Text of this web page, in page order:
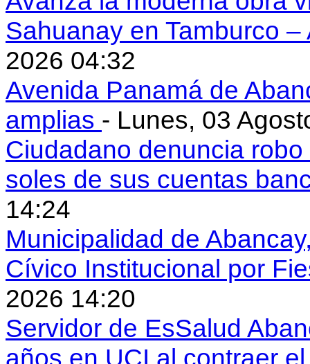
Sahuanay en Tamburco
2026 04:32
Avenida Panamá de
amplias - Lunes, 03
Ciudadano denuncia
soles de sus cuentas
14:24
Municipalidad de
Cívico Institucional por
2026 14:20
Servidor de EsSalud
años en UCI al contraer